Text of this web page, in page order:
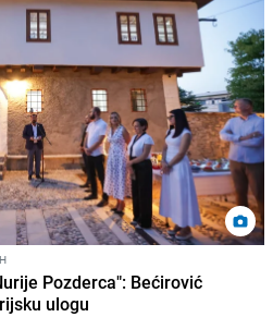
Pozderca": Bećirović
ulogu